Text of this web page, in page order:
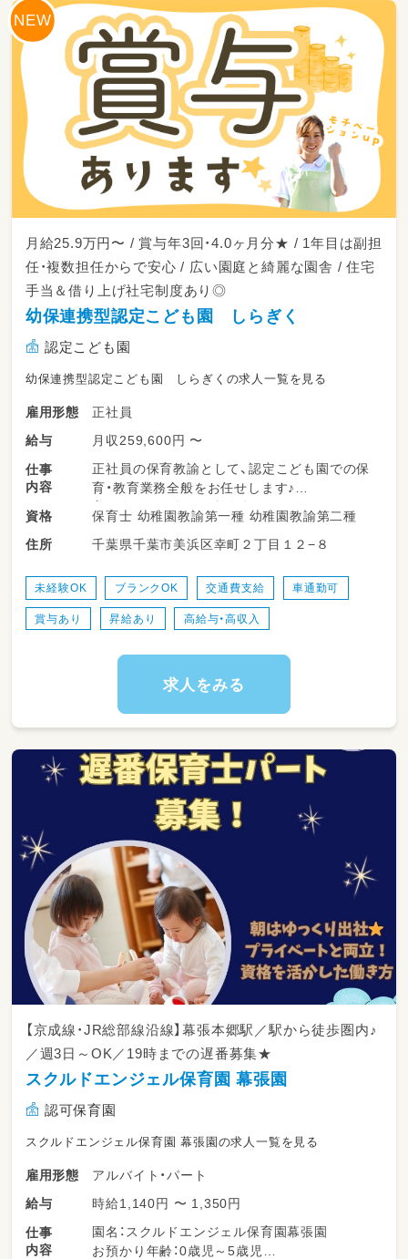
お見送り後、園内の掃除・片付け、戸締まり
月給25.9万円〜 / 賞与年3回・4.0ヶ月分★ / 1年目は副担
任・複数担任からで安心 / 広い園庭と綺麗な園舎 / 住宅
手当＆借り上げ社宅制度あり◎
幼保連携型認定こども園 しらぎく
認定こども園
幼保連携型認定こども園 しらぎくの求人一覧を見る
雇用形態
正社員
給与
月収259,600円 〜
仕事
内容
正社員の保育教諭として、認定こども園での保
育・教育業務全般をお任せします♪
（※1年目は副担任や複数担任としてサポートか
らスタートするので安心です！）
ック
・広い園庭や綺麗な室内で過ごす遊び・教育活動
のサポート
協力して行います♪）
・お着替え、トイレトレーニング、手洗いなどの
基本的な生活習慣の介助
・おいしい給食のサポートや、お片付けのお手伝
・お昼寝（コット等）の準備、トントン寝かしつ
け、安全な睡眠見守り
・日誌や個人記録、連絡帳などの入力・記載（ICT
システムへの移行を進めています◎）
・お部屋やおもちゃの清掃・消毒など、子どもた
ちが安全に過ごせる環境整備
資格
保育士 幼稚園教諭第一種 幼稚園教諭第二種
住所
千葉県千葉市美浜区幸町２丁目１２−８
未経験OK ブランクOK 交通費支給 車通勤可
賞与あり 昇給あり 高給与・高収入
求人をみる
【京成線・JR総部線沿線】幕張本郷駅／駅から徒歩圏内♪
／週3日～OK／19時までの遅番募集★
スクルドエンジェル保育園 幕張園
認可保育園
スクルドエンジェル保育園 幕張園の求人一覧を見る
雇用形態
アルバイト・パート
給与
時給1,140円 〜 1,350円
仕事
内容
園名：スクルドエンジェル保育園幕張園
お預かり年齢：0歳児～5歳児